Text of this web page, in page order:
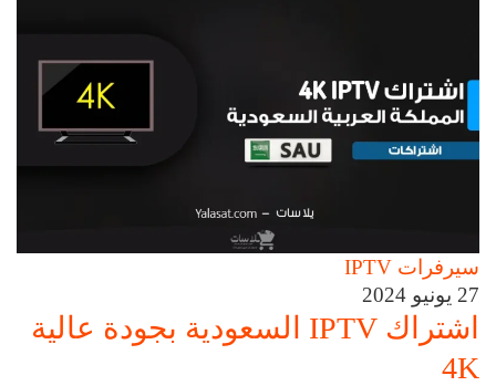
سيرفرات IPTV
27 يونيو 2024
اشتراك IPTV السعودية بجودة عالية
4K